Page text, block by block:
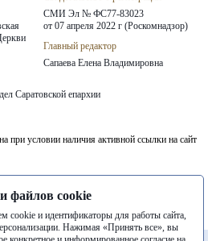
СМИ Эл № ФС77-83023
от 07 апреля 2022 г (Роскомнадзор)
Главный редактор
Сапаева Елена Владимировна
Саратовской епархии
при условии наличия активной ссылки на сайт
печатных изданиях (книгах, прессе) возможна
редакции.
файлов cookie
cookie и идентификаторы для работы сайта,
Нажимая «Принять все», вы